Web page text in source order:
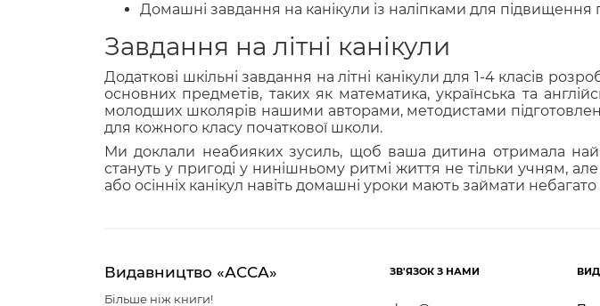
Домашні завдання на канікули із наліпками для підвищення
Завдання на літні канікули
Додаткові шкільні завдання на літні канікули для 1-4 класів
основних предметів, таких як математика, українська та
молодших школярів нашими авторами, методистами
для кожного класу початкової школи.
Ми доклали неабияких зусиль, щоб ваша дитина отримала
стануть у пригоді у нинішньому ритмі життя не тільки учням,
або осінніх канікул навіть домашні уроки мають займати
Видавництво «АССА»
Більше ніж книги!
ЗВ'ЯЗОК З НАМИ